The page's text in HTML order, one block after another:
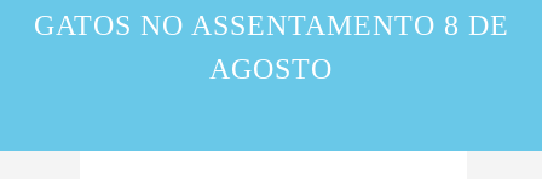
GATOS NO ASSENTAMENTO 8 DE
AGOSTO